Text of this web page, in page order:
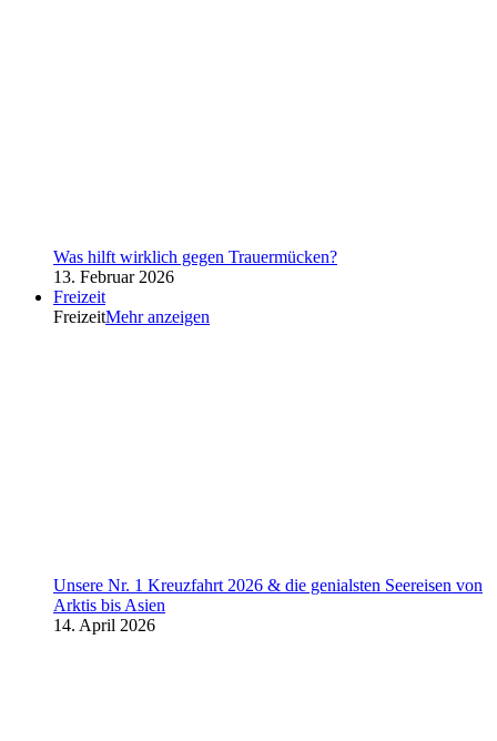
Was hilft wirklich gegen Trauermücken?
13. Februar 2026
Freizeit
FreizeitMehr anzeigen
Unsere Nr. 1 Kreuzfahrt 2026 & die genialsten Seereisen von
Arktis bis Asien
14. April 2026